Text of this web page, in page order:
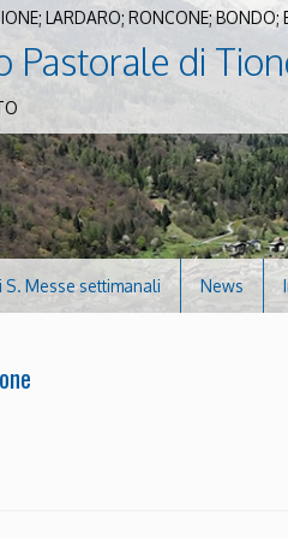
LARDARO; RONCONE;
Pastorale di
S. Messe settimanali News